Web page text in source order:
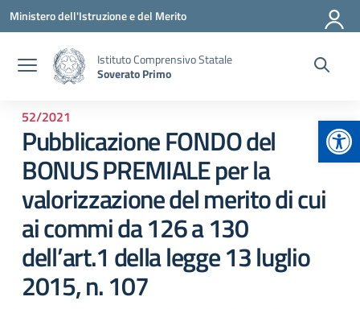
Vai ai contenuti
Vai al menu di navigazione
Vai al footer
Ministero dell'Istruzione e del Merito
Istituto Comprensivo Statale
Soverato Primo
52/2021
Pubblicazione FONDO del
BONUS PREMIALE per la
valorizzazione del merito di cui
ai commi da 126 a 130
dell’art.1 della legge 13 luglio
2015, n. 107